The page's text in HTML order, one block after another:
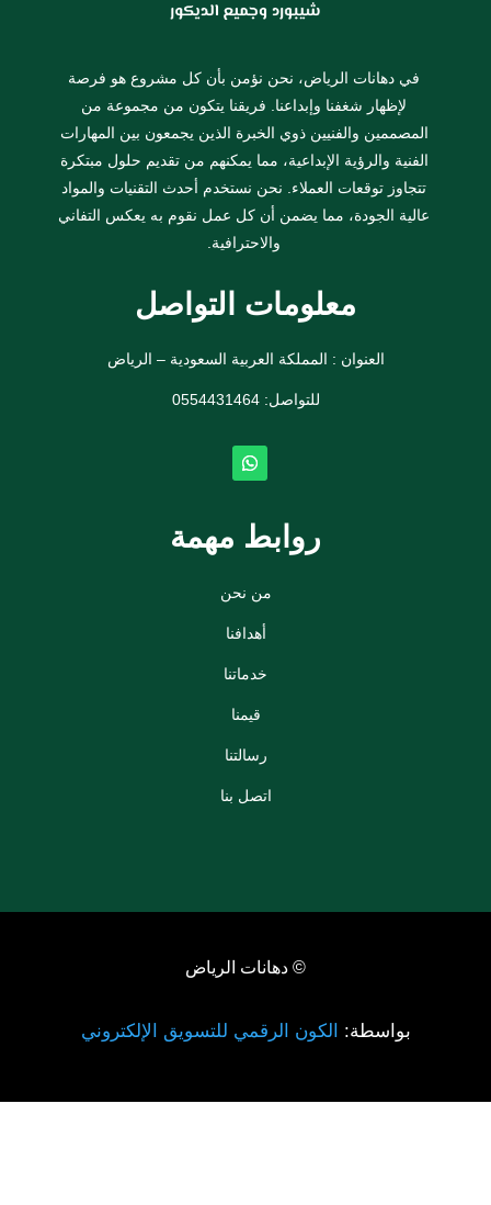
في دهانات الرياض، نحن نؤمن بأن كل مشروع هو فرصة
لإظهار شغفنا وإبداعنا. فريقنا يتكون من مجموعة من
المصممين والفنيين ذوي الخبرة الذين يجمعون بين المهارات
الفنية والرؤية الإبداعية، مما يمكنهم من تقديم حلول مبتكرة
تتجاوز توقعات العملاء. نحن نستخدم أحدث التقنيات والمواد
عالية الجودة، مما يضمن أن كل عمل نقوم به يعكس التفاني
والاحترافية.
معلومات التواصل
العنوان : المملكة العربية السعودية – الرياض
للتواصل: ⁦0554431464
روابط مهمة
من نحن
أهدافنا
خدماتنا
قيمنا
رسالتنا
اتصل بنا
© دهانات الرياض
بواسطة: الكون الرقمي للتسويق الإلكتروني